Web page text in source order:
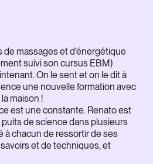
massages et d’énergétique
suivi son cursus EBM)
On le sent et on le dit à
une nouvelle formation avec
maison !
est une constante. Renato est
de science dans plusieurs
à chacun de ressortir de ses
et de techniques, et